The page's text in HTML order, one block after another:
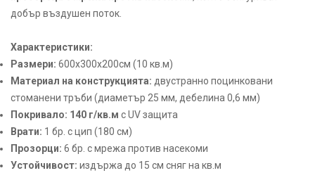
добър въздушен поток.
Характеристики:
Размери: 600х300х200см (10 кв.м)
Материал на конструкцията: двустранно поцинковани
стоманени тръби (диаметър 25 мм, дебелина 0,6 мм)
Покривало: 140 г/кв.м с UV защита
Врати: 1 бр. с цип (180 см)
Прозорци: 6 бр. с мрежа против насекоми
Устойчивост: издържа до 15 см сняг на кв.м